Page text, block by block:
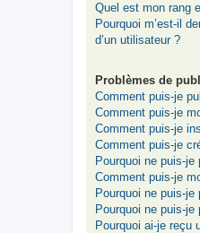
Quel est mon rang
Pourquoi m’est-il
d’un utilisateur ?
Problèmes de
Comment puis-je
Comment puis-je
Comment puis-je
Comment puis-je
Pourquoi ne puis-je
Comment puis-je
Pourquoi ne puis-
Pourquoi ne puis-
Pourquoi ai-je reçu